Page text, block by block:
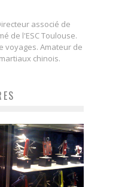
associé de
de l'ESC Toulouse.
voyages. Amateur de
chinois.